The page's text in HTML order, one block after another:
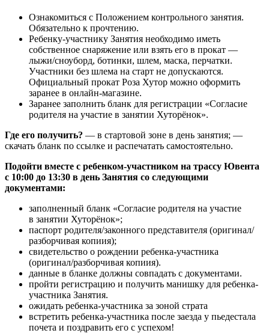
Ознакомиться с Положением контрольного занятия.
Обязательно к прочтению.
Ребенку-участнику Занятия необходимо иметь
собственное снаряжение или взять его в прокат —
лыжи/сноуборд, ботинки, шлем, маска, перчатки.
Участники без шлема на старт не допускаются.
Официальный прокат Роза Хутор можно оформить
заранее в онлайн-магазине.
Заранее заполнить бланк для регистрации «Согласие
родителя на участие в занятии Хуторёнок».
Где его получить? — в стартовой зоне в день занятия; —
скачать бланк по ссылке и распечатать самостоятельно.
Подойти вместе с ребенком-участником на трассу Ювента
с 10:00 до 13:30 в день Занятия со следующими
документами:
заполненный бланк «Согласие родителя на участие
в занятии Хуторёнок»;
паспорт родителя/законного представителя (оригинал/
разборчивая копиия);
свидетельство о рождении ребенка-участника
(оригинал/разборчивая копиия).
данные в бланке должны совпадать с документами.
пройти регистрацию и получить манишку для ребенка-
участника Занятия.
ожидать ребенка-участника за зоной страта
встретить ребенка-участника после заезда у пьедестала
почета и поздравить его с успехом!